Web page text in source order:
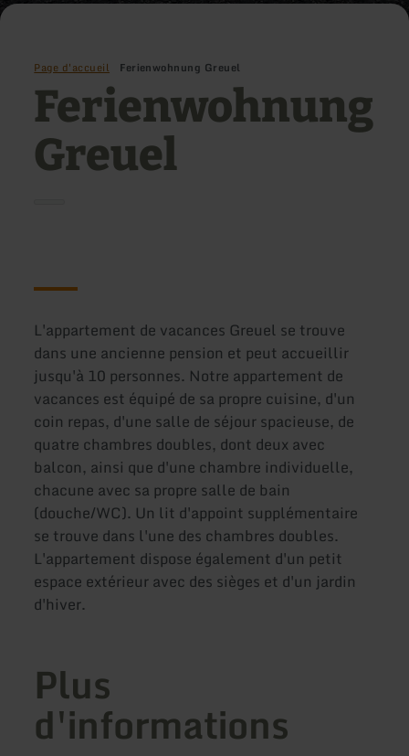
Page d'accueil Ferienwohnung Greuel
Ferienwohnung
Greuel
L'appartement de vacances Greuel se trouve
dans une ancienne pension et peut accueillir
jusqu'à 10 personnes. Notre appartement de
vacances est équipé de sa propre cuisine, d'un
coin repas, d'une salle de séjour spacieuse, de
quatre chambres doubles, dont deux avec
balcon, ainsi que d'une chambre individuelle,
chacune avec sa propre salle de bain
(douche/WC). Un lit d'appoint supplémentaire
se trouve dans l'une des chambres doubles.
L'appartement dispose également d'un petit
espace extérieur avec des sièges et d'un jardin
d'hiver.
Plus
d'informations